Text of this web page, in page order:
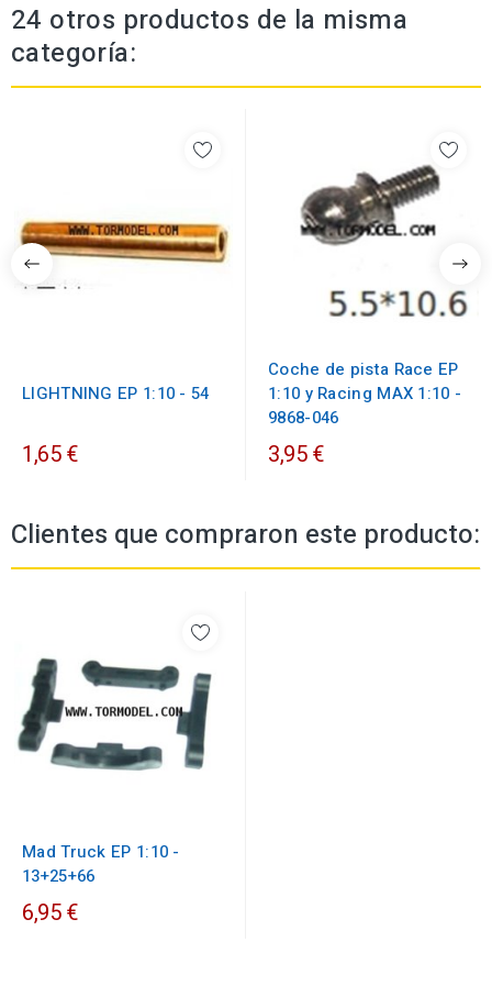
24 otros productos de la misma
categoría:
LIGHTNING EP 1:10 - 54
1,65 €
Coche de pista Race EP
1:10 y Racing MAX 1:10 -
9868-046
3,95 €
Clientes que compraron este producto:
Mad Truck EP 1:10 -
13+25+66
6,95 €